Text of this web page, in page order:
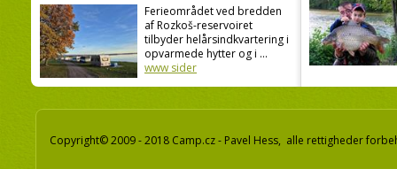
Ferieområdet ved bredden
af Rozkoš-reservoiret
tilbyder helårsindkvartering i
opvarmede hytter og i ...
www sider
Copyright© 2009 - 2018 Camp.cz - Pavel Hess, alle rettigheder